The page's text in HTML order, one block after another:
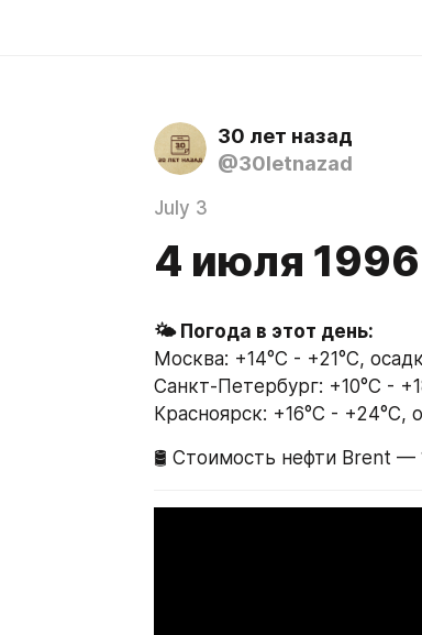
30 лет назад
@30letnazad
July 3
4 июля 1996
🌤 Погода в этот день:
Москва: +14°C - +21°C,
Санкт-Петербург: +10°C -
Красноярск: +16°C - +24°C,
🛢 Стоимость нефти Brent —